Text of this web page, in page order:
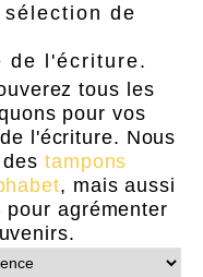
de
de l'écriture.
tous les
pour vos
l'écriture. Nous
destampons
, mais aussi
pour agrémenter